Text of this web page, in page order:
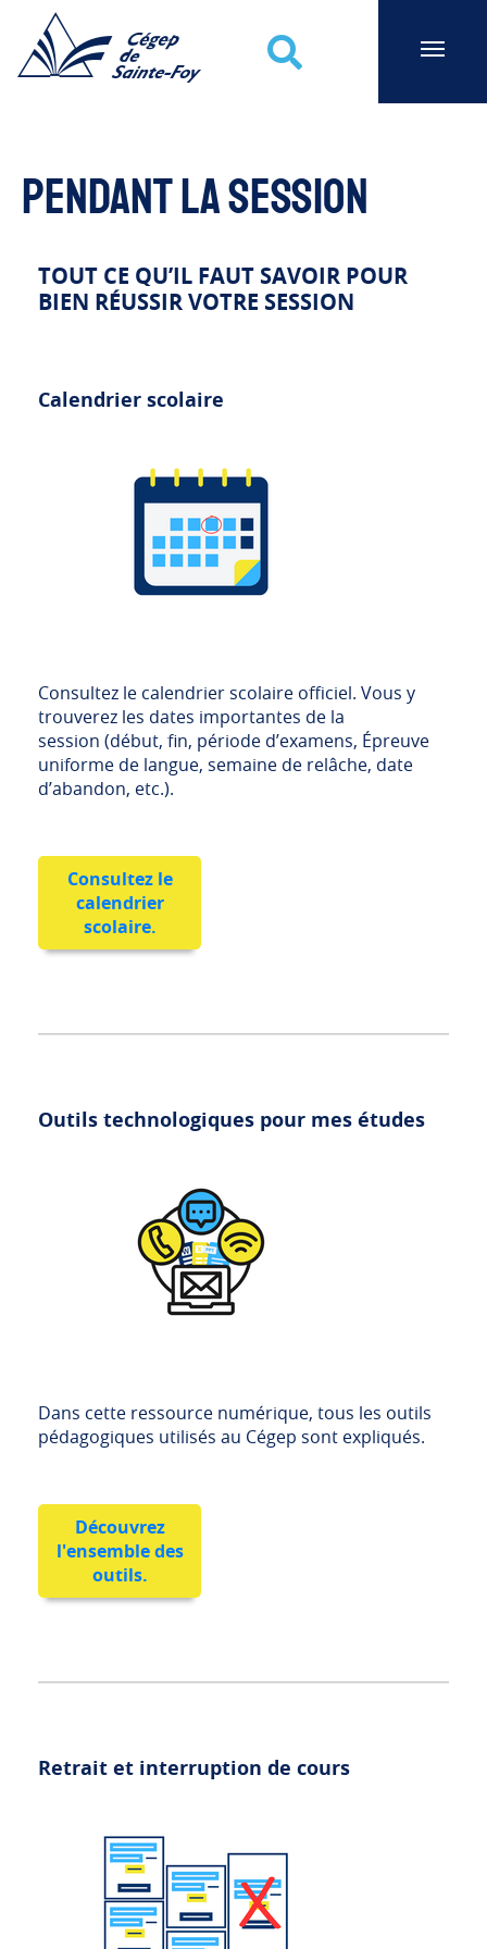
Pendant la session
TOUT CE QU’IL FAUT SAVOIR POUR
BIEN RÉUSSIR VOTRE SESSION
Calendrier scolaire
Consultez le calendrier scolaire officiel. Vous y
trouverez les dates importantes de la
session (début, fin, période d’examens, Épreuve
uniforme de langue, semaine de relâche, date
d’abandon, etc.).
Consultez le
calendrier
scolaire.
Outils technologiques pour mes études
Dans cette ressource numérique, tous les outils
pédagogiques utilisés au Cégep sont expliqués.
Découvrez
l'ensemble des
outils.
Retrait et interruption de cours